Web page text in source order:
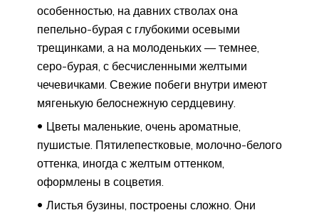
особенностью, на давних стволах она
пепельно-бурая с глубокими осевыми
трещинками, а на молоденьких — темнее,
серо-бурая, с бесчисленными желтыми
чечевичками. Свежие побеги внутри имеют
мягенькую белоснежную сердцевину.
Цветы маленькие, очень ароматные,
пушистые. Пятилепестковые, молочно-белого
оттенка, иногда с желтым оттенком,
оформлены в соцветия.
Листья бузины, построены сложно. Они